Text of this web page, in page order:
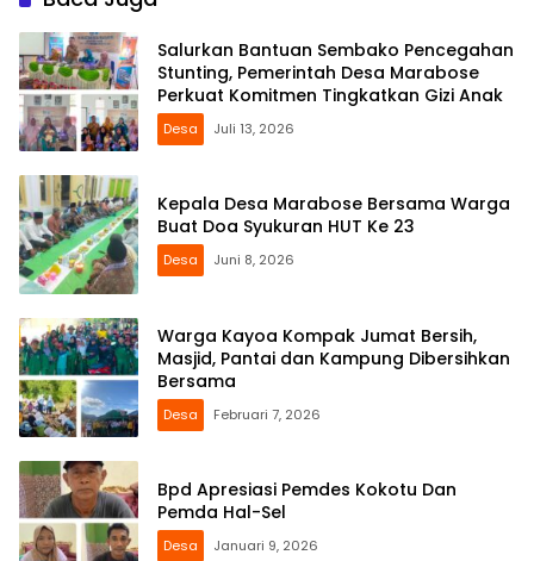
Salurkan Bantuan Sembako Pencegahan
Stunting, Pemerintah Desa Marabose
Perkuat Komitmen Tingkatkan Gizi Anak
Desa Juli 13, 2026
Kepala Desa Marabose Bersama Warga
Buat Doa Syukuran HUT Ke 23
Desa Juni 8, 2026
Warga Kayoa Kompak Jumat Bersih,
Masjid, Pantai dan Kampung Dibersihkan
Bersama
Desa Februari 7, 2026
Bpd Apresiasi Pemdes Kokotu Dan
Pemda Hal-Sel
Desa Januari 9, 2026